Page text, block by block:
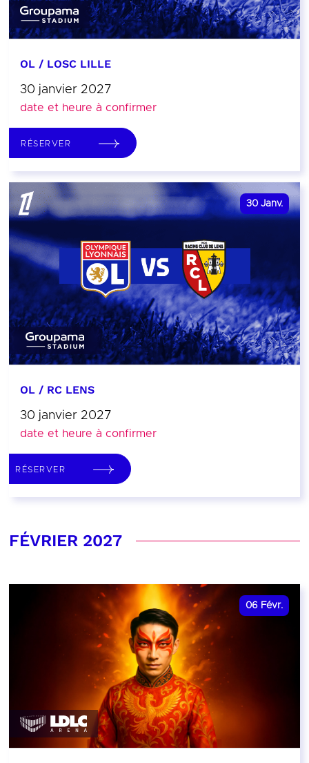
OL / LOSC LILLE
30 janvier 2027
date et heure à confirmer
RÉSERVER
30 Janv.
OL / RC LENS
30 janvier 2027
date et heure à confirmer
RÉSERVER
FÉVRIER 2027
06 Févr.